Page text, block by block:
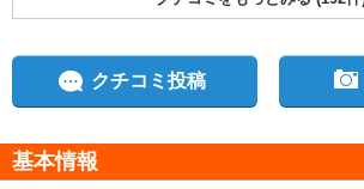
クチコミ投稿
基本情報